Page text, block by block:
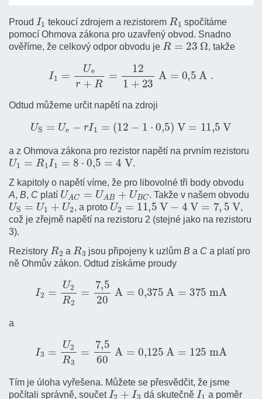
Proud
I1
tekoucí zdrojem a rezistorem
R
spočítáme
pomocí Ohmova zákona pro uzavřený obvod. Snadno
ověříme, že celkový odpor obvodu je
R=23 Ω
, takže
Uer 1+23
Odtud můžeme určit napětí na zdroji
S= e−r (12 ⋅0 5) V =11 5 V
a z Ohmova zákona pro rezistor napětí na prvním rezistoru
U1 =R1I1=8⋅0,5= 4 V
.
Z kapitoly o napětí víme, že pro libovolné tři body obvodu
A, B, C platí
UAC =UAB+UBC
. Takže v našem obvodu
US= U1+U 2
, a proto
U2 =11,5 V−4 V=7,5 V
,
což je zřejmě napětí na rezistoru 2 (stejné jako na rezistoru
3).
Rezistory
R
a
R
jsou připojeny k uzlůmB a C a platí pro
ně Ohmův zákon. Odtud získáme proudy
U2R 7,520
a
U2R 7,560
Tím je úloha vyřešena. Můžete se přesvědčit, že jsme
počítali správně, součet
I2+I3
dá skutečně
I1
a poměr